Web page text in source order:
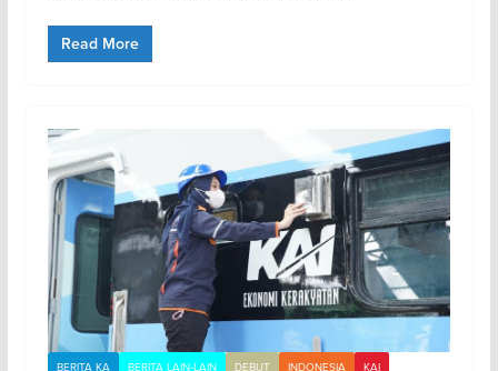
Read More
BERITA KA BERITA LAIN-LAIN DEBUT INDONESIA
KAI